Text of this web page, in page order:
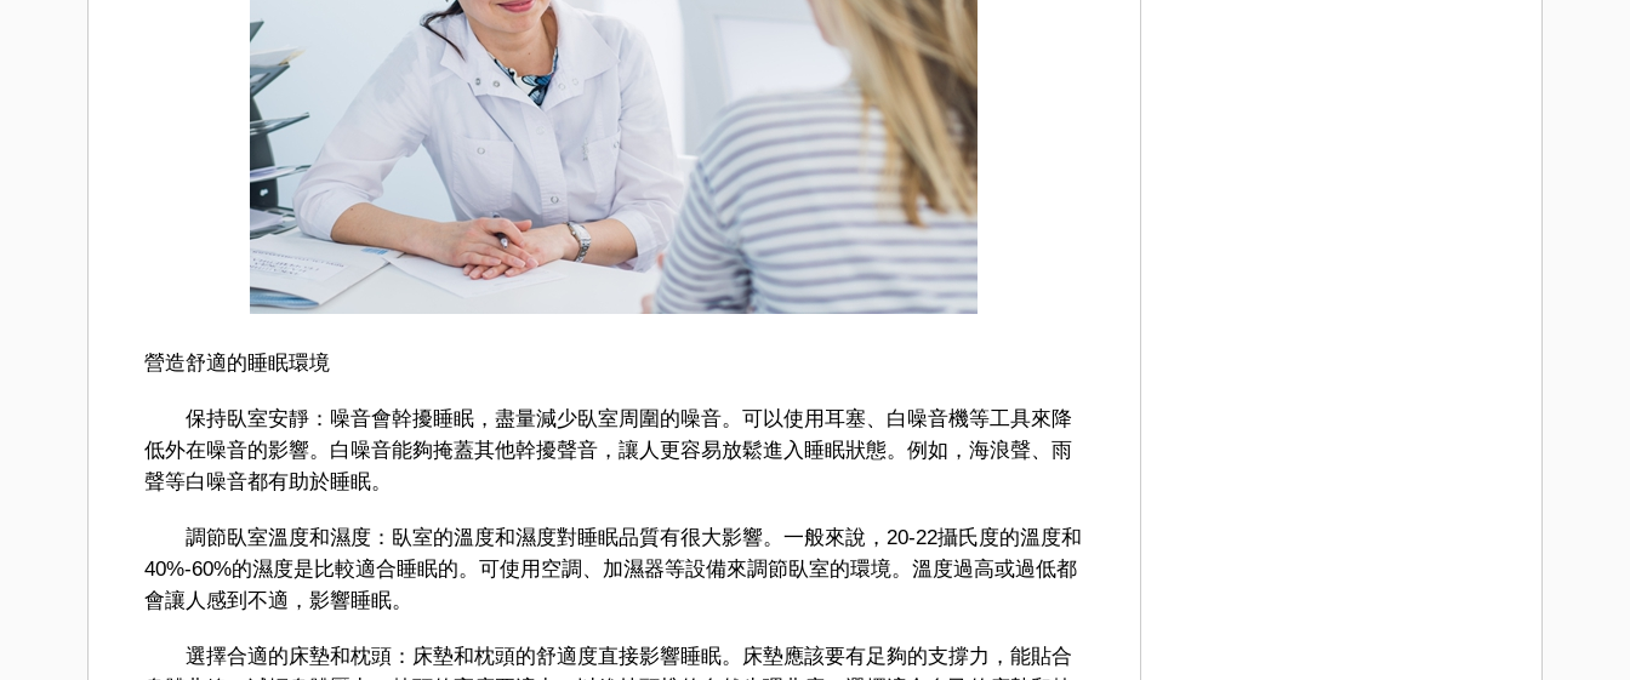
營造舒適的睡眠環境
保持臥室安靜：噪音會幹擾睡眠，盡量減少臥室周圍的噪音。可以使用耳塞、白噪音機等工具來降
低外在噪音的影響。白噪音能夠掩蓋其他幹擾聲音，讓人更容易放鬆進入睡眠狀態。例如，海浪聲、雨
聲等白噪音都有助於睡眠。
調節臥室溫度和濕度：臥室的溫度和濕度對睡眠品質有很大影響。一般來說，20-22攝氏度的溫度和
40%-60%的濕度是比較適合睡眠的。可使用空調、加濕器等設備來調節臥室的環境。溫度過高或過低都
會讓人感到不適，影響睡眠。
選擇合適的床墊和枕頭：床墊和枕頭的舒適度直接影響睡眠。床墊應該要有足夠的支撐力，能貼合